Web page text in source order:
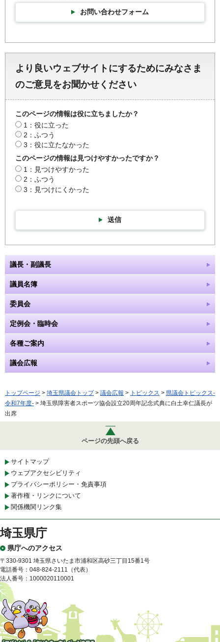
お問い合わせフォーム
より良いウェブサイトにするためにみなさま
のご意見をお聞かせください
このページの情報は役に立ちましたか？
1：役に立った
2：ふつう
3：役に立たなかった
このページの情報は見つけやすかったですか？
1：見つけやすかった
2：ふつう
3：見つけにくかった
送信
議長・副議長
議員名簿
委員会
定例会・臨時会
各種ご案内
議会広報
トップページ > 埼玉県議会トップ> 議会広報 > トピックス > 県議会トピックス-
令和7年度- > 埼玉県障害者スポーツ協会設立20周年記念式典に白土幸仁議長が
出席
ページの先頭へ戻る
サイトマップ
ウェブアクセシビリティ
プライバシーポリシー・免責事項
著作権・リンクについて
関係機関リンク集
埼玉県庁
県庁へのアクセス
〒330-9301 埼玉県さいたま市浦和区高砂三丁目15番1号
電話番号：048-824-2111（代表）
法人番号：1000020110001